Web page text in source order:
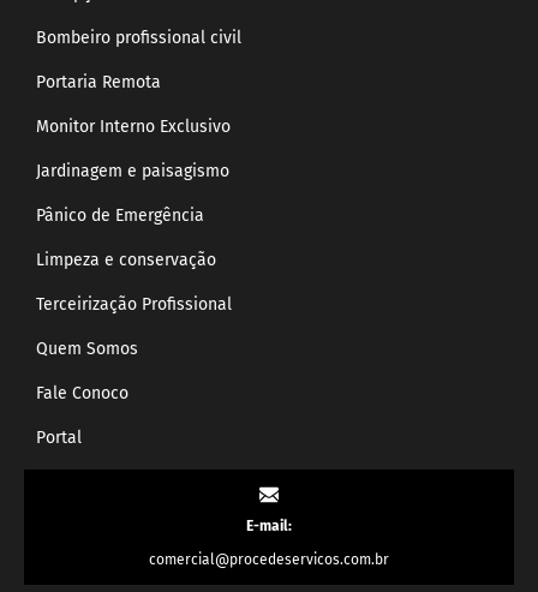
Bombeiro profissional civil
Portaria Remota
Monitor Interno Exclusivo
Jardinagem e paisagismo
Pânico de Emergência
Limpeza e conservação
Terceirização Profissional
Quem Somos
Fale Conoco
Portal
E-mail:
comercial@procedeservicos.com.br